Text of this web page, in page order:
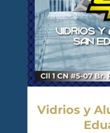
Vidrios y